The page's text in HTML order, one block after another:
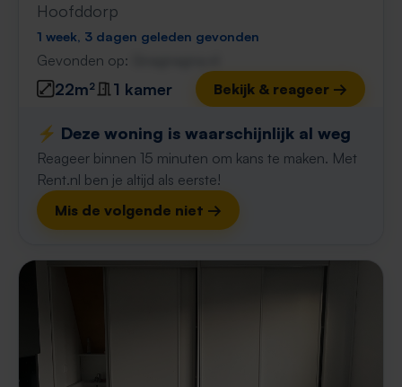
Hoofddorp
1 week, 3 dagen geleden gevonden
Gevonden op:
22m² 1 kamer Bekijk & reageer →
⚡️ Deze woning is waarschijnlijk al weg
Reageer binnen 15 minuten om kans te maken. Met
Rent.nl ben je altijd als eerste!
Mis de volgende niet →